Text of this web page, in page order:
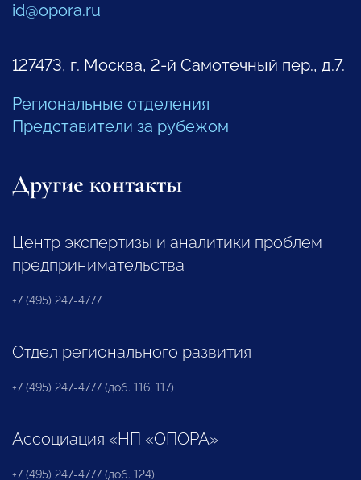
id@opora.ru
127473, г. Москва, 2-й Самотечный пер., д.7.
Региональные отделения
Представители за рубежом
Другие контакты
Центр экспертизы и аналитики проблем
предпринимательства
+7 (495) 247-4777
Отдел регионального развития
+7 (495) 247-4777 (доб. 116, 117)
Ассоциация «НП «ОПОРА»
+7 (495) 247-4777 (доб. 124)